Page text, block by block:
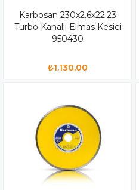
Karbosan 230x2.6x22.23
Turbo Kanallı Elmas Kesici
950430
₺1.130,00